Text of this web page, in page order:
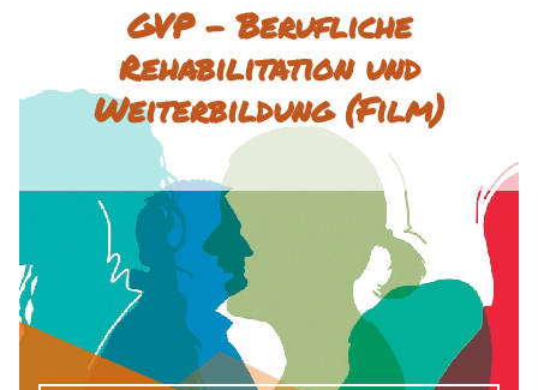
GVP – Berufliche
Rehabilitation und
Weiterbildung (Film)